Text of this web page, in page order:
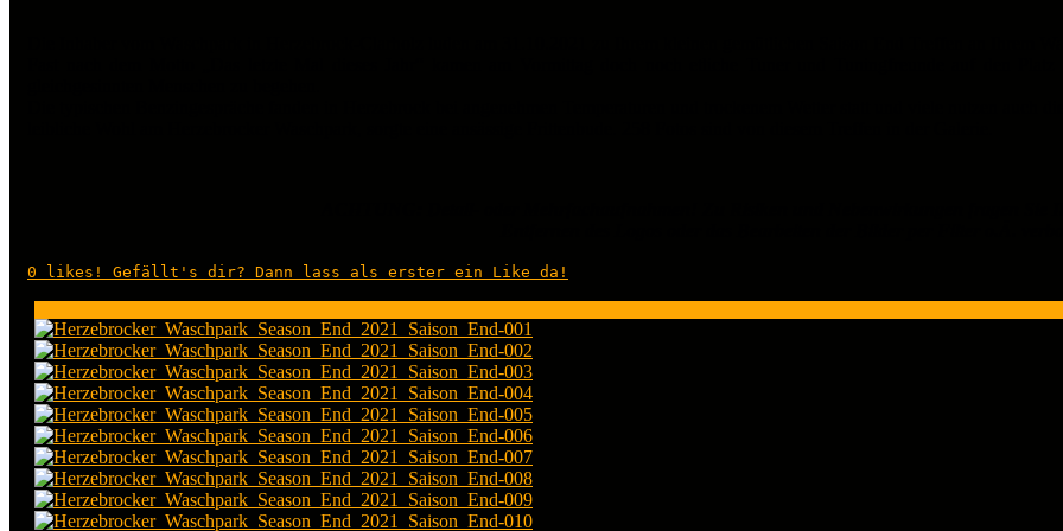
0 likes! Gefällt's dir? Dann lass als erster ein Like da!